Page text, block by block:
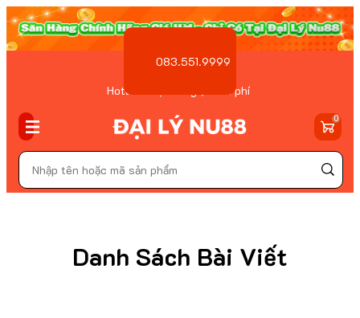
Hotline Đặt hàng ( Miễn phí
083.551.9999
0
Danh Sách Bài Viết